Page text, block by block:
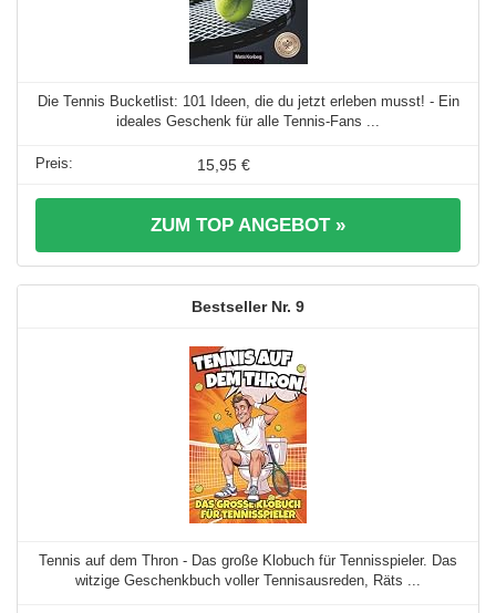
Die Tennis Bucketlist: 101 Ideen, die du jetzt erleben musst! - Ein
ideales Geschenk für alle Tennis-Fans ...
15,95 €
ZUM TOP ANGEBOT »
9
Tennis auf dem Thron - Das große Klobuch für Tennisspieler. Das
witzige Geschenkbuch voller Tennisausreden, Räts ...